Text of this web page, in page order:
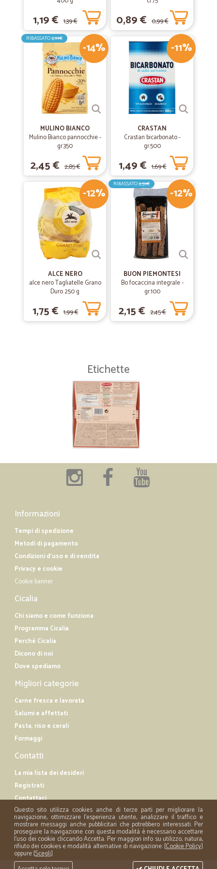
1,19 € 1,39 € 0,89 € 0,99 €
-14%
RIBASSATO2,99€
MULINO BIANCO
Mulino Bianco pannocchie -
gr.350
2,45 € 2,85 €
-11%
CRASTAN
Crastan bicarbonato -
gr.500
1,49 € 1,69 €
-12%
ALCE NERO
alce nero Tagliatelle Grano
Duro 250 g
1,75 € 1,99 €
-12%
RIBASSATO2,59€
BUON PIEMONTESI
Bo focaccina integrale -
gr.100
2,15 € 2,45 €
Etichette
Informazioni
Tempi di spedizione
Metodi di pagamento
Condizioni d'uso e di vendita
Privacy e cookie
Cookie banner
Cicalia
Chi siamo e come funziona
Programma Cicalia
Perché Cicalia
Dicono di noi
Dove spediamo
Migliori categorie
Carne fresca e lavorata
Salumi e affettati
Pasta, riso e cerali
Formaggi
Contatti
La mia lista dei desideri
Registrati
Contattaci
Questo sito utilizza cookies anche di terze parti per migliorare la
navigazione, ottimizzare l'esperienza utente, analizzare il traffico e
mostrare messaggi anche pubblicitari che potrebbero interessati. Per
proseguire la navigazione con questa modalità è necessario accettare
l'uso dei cookie cliccando Accetta. Per maggiori info su utilizzo, natura,
rifiuto dei cookies e modalità alternative di navigazione: [Cookie Policy]
oppure [Scegli]